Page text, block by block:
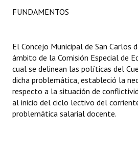
Ejecución Presupuestaria
Actas de Audiencias Públicas
NORMATIVA
Comunicaciones
FUNDAMENTOS
El Concejo Municipal de San Carlos
ámbito de la Comisión Especial de
cual se delinean las políticas del
dicha problemática, estableció la
respecto a la situación de
al inicio del ciclo lectivo del
problemática salarial docente.